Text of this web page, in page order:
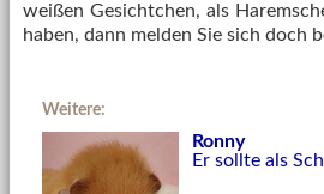
weißen Gesichtchen, als
haben, dann melden Sie sich doch
Weitere:
Ronny
Er sollte als